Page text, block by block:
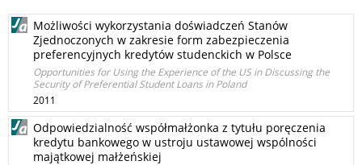
Możliwości wykorzystania doświadczeń Stanów
Zjednoczonych w zakresie form zabezpieczenia
preferencyjnych kredytów studenckich w Polsce
Opportunities for Using the Experience of the US in Discussing the
Security of Preferential Student Loans in Poland
2011
Odpowiedzialność współmałżonka z tytułu poręczenia
kredytu bankowego w ustroju ustawowej wspólności
majątkowej małżeńskiej